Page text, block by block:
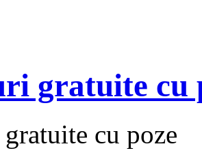
gratuite cu
cu poze